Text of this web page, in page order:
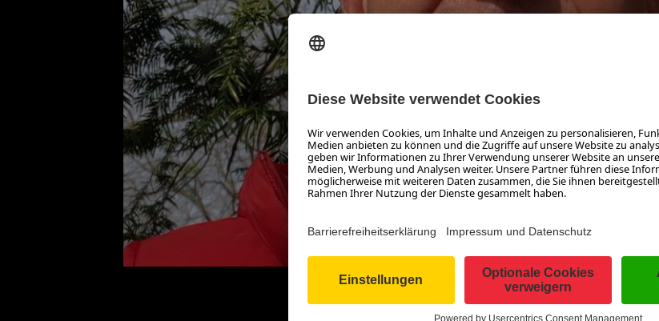
Josef Mayerhofer, Organisator von mozart100